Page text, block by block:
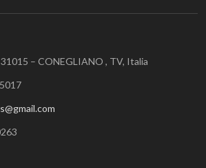
– CONEGLIANO , TV, Italia